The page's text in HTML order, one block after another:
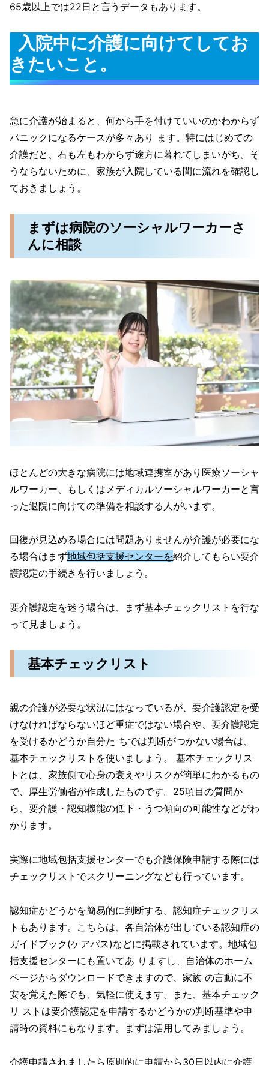
65歳以上では22日と言うデータもあります。
入院中に介護に向けてしてお
きたいこと。
急に介護が始まると、何から手を付けていいのかわからず
パニックになるケースが多々あり ます。特にはじめての
介護だと、右も左もわからず途方に暮れてしまいがち。そ
うならないために、家族が入院している間に流れを確認し
ておきましょう。
まずは病院のソーシャルワーカーさ
んに相談
ほとんどの大きな病院には地域連携室があり医療ソーシャ
ルワーカー、もしくはメディカルソーシャルワーカーと言
った退院に向けての準備を相談する人がいます。
回復が見込める場合には問題ありませんが介護が必要にな
る場合はまず地域包括支援センターを紹介してもらい要介
護認定の手続きを行いましょう。
要介護認定を迷う場合は、まず基本チェックリストを行な
って見ましょう。
基本チェックリスト
親の介護が必要な状況にはなっているが、要介護認定を受
けなければならないほど重症ではない場合や、要介護認定
を受けるかどうか自分た ちでは判断がつかない場合は、
基本チェックリストを使いましょう。 基本チェックリス
トとは、家族側で心身の衰えやリスクが簡単にわかるもの
で、厚生労働省が作成したものです。25項目の質問か
ら、要介護・認知機能の低下・うつ傾向の可能性などがわ
かります。
実際に地域包括支援センターでも介護保険申請する際には
チェックリストでスクリーニングなども行っています。
認知症かどうかを簡易的に判断する。認知症チェックリス
トもあります。こちらは、各自治体が出している認知症の
ガイドブック(ケアパス)などに掲載されています。地域包
括支援センターにも置いてあ りますし、自治体のホーム
ページからダウンロードできますので、家族 の言動に不
安を覚えた際でも、気軽に使えます。また、基本チェック
リ ストは要介護認定を申請するかどうかの判断基準や申
請時の資料にもなります。まずは活用してみましょう。
介護申請されましたら原則的に申請から30日以内に介護